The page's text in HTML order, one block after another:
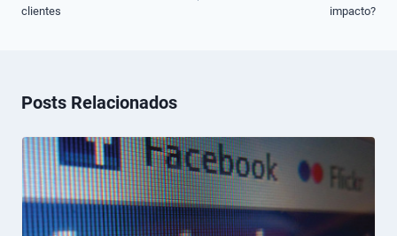
clientes impacto?
Posts Relacionados